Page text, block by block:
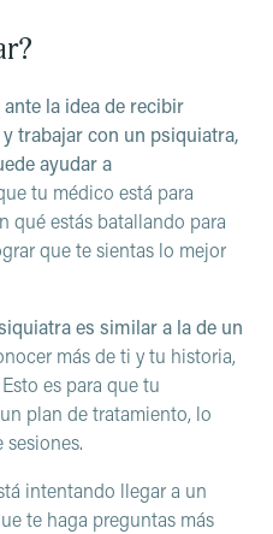
la idea de recibir
trabajar con un psiquiatra,
ayudar a
tu médico está para
qué estás batallando para
que te sientas lo mejor
es similar a la de un
más de ti y tu historia,
es para que tu
plan de tratamiento, lo
intentando llegar a un
te haga preguntas más